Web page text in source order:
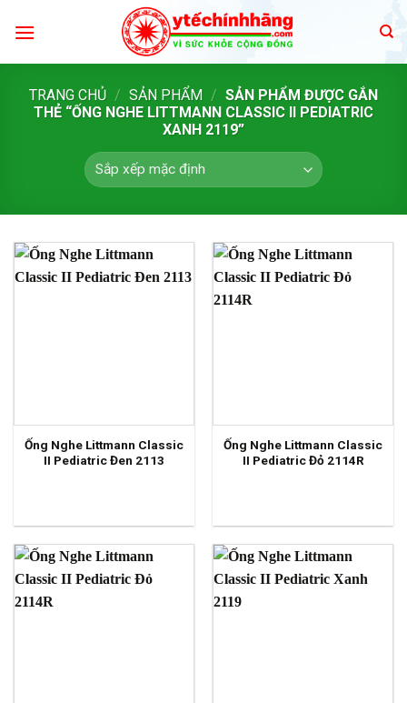
TRANG CHỦ / SẢN PHẨM / SẢN PHẨM ĐƯỢC GẮN
THẺ “ỐNG NGHE LITTMANN CLASSIC II PEDIATRIC
XANH 2119”
Ống Nghe Littmann Classic
II Pediatric Đen 2113
Ống Nghe Littmann Classic
II Pediatric Đỏ 2114R